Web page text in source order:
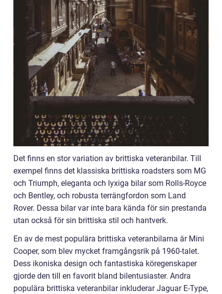
Det finns en stor variation av brittiska veteranbilar. Till
exempel finns det klassiska brittiska roadsters som MG
och Triumph, eleganta och lyxiga bilar som Rolls-Royce
och Bentley, och robusta terrängfordon som Land
Rover. Dessa bilar var inte bara kända för sin prestanda
utan också för sin brittiska stil och hantverk.
En av de mest populära brittiska veteranbilarna är Mini
Cooper, som blev mycket framgångsrik på 1960-talet.
Dess ikoniska design och fantastiska köregenskaper
gjorde den till en favorit bland bilentusiaster. Andra
populära brittiska veteranbilar inkluderar Jaguar E-Type,